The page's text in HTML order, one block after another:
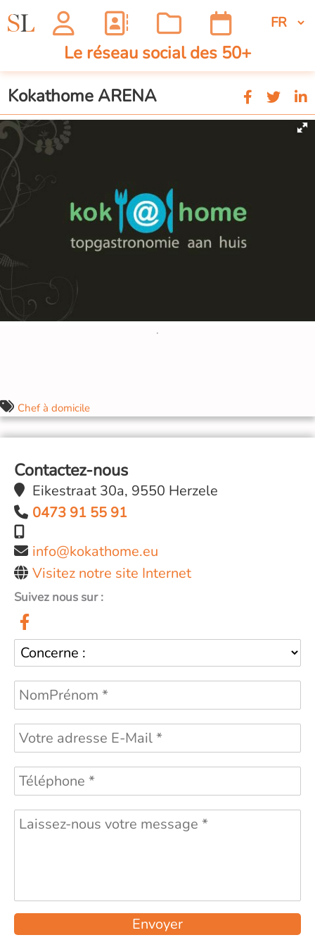
Le réseau social des 50+
Kokathome ARENA
Chef à domicile
Contactez-nous
Eikestraat 30a, 9550 Herzele
0473 91 55 91
info@kokathome.eu
Visitez notre site Internet
Suivez nous sur :
Envoyer